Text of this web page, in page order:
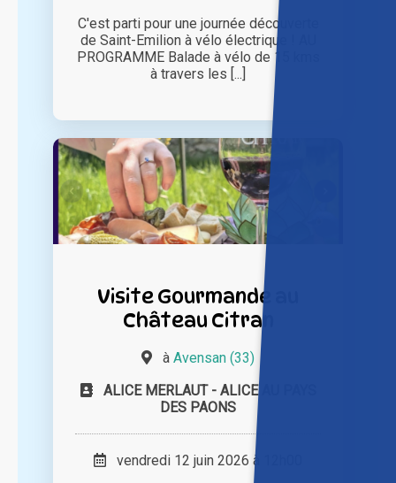
C'est parti pour une journée découverte
de Saint-Emilion à vélo électrique ! AU
PROGRAMME Balade à vélo de 15 kms
à travers les [...]
Visite Gourmande au
Château Citran
à Avensan (33)
ALICE MERLAUT - ALICE AU PAYS
DES PAONS
vendredi 12 juin 2026 à 12h00